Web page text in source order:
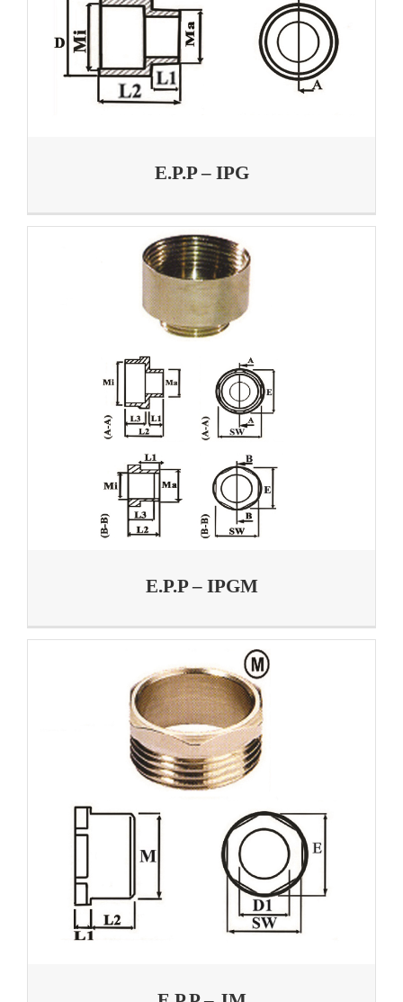
E.P.P – IPG
E.P.P – IPGM